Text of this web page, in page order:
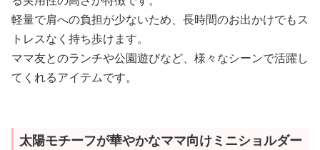
軽量で肩への負担が少ないため、長時間のお出かけでもス
トレスなく持ち歩けます。
ママ友とのランチや公園遊びなど、様々なシーンで活躍し
てくれるアイテムです。
太陽モチーフが華やかなママ向けミニショルダー